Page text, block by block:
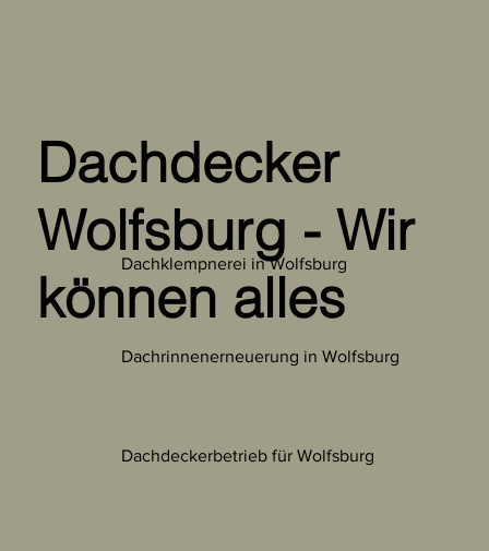
Dachdecker
Wolfsburg - Wir
können alles
Dachklempnerei in Wolfsburg
Dachrinnenerneuerung in Wolfsburg
Dachdeckerbetrieb für Wolfsburg